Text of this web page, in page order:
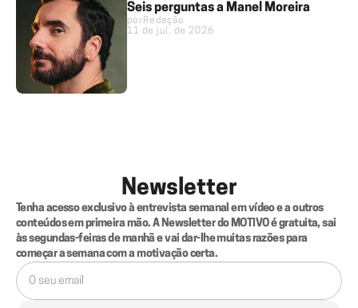
Seis perguntas a Manel Moreira
por Redação
11 de jul. de 2026
Newsletter
Tenha acesso exclusivo à entrevista semanal em vídeo e a outros
conteúdos em primeira mão. A Newsletter do MOTIVO é gratuita, sai
às segundas-feiras de manhã e vai dar-lhe muitas razões para
começar a semana com a motivação certa.